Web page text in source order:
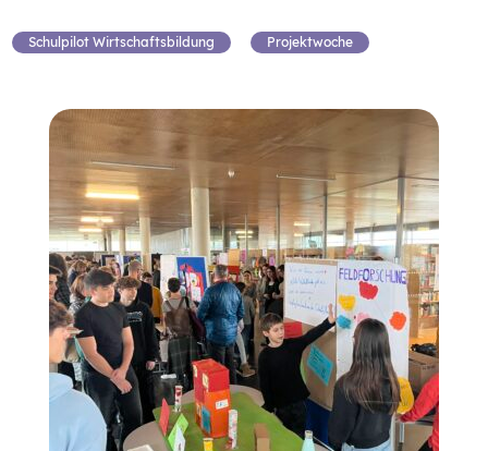
Schulpilot Wirtschaftsbildung Projektwoche